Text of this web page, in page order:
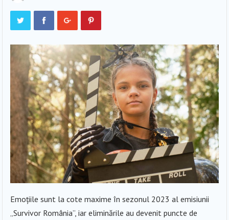
Emoțiile sunt la cote maxime în sezonul 2023 al emisiunii
„Survivor România”, iar eliminările au devenit puncte de